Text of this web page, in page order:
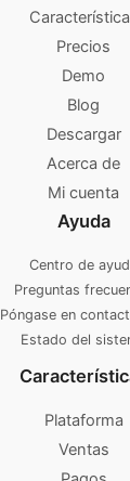
Precios
Demo
Blog
Descargar
Acerca de
Mi cuenta
Ayuda
Centro de
Preguntas
Póngase en
Estado del
Plataforma
Ventas